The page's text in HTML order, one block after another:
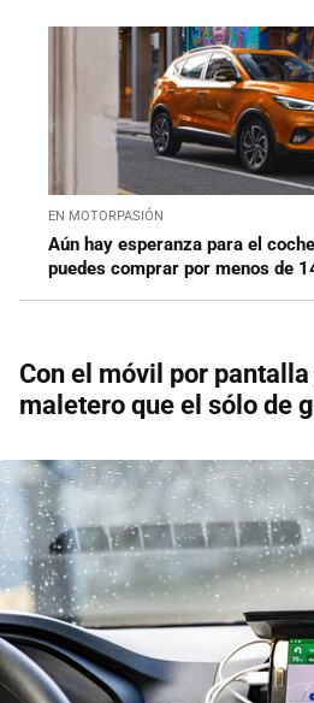
EN MOTORPASIÓN
Aún hay esperanza para el
puedes comprar por menos de
Con el móvil por
maletero que el sólo de